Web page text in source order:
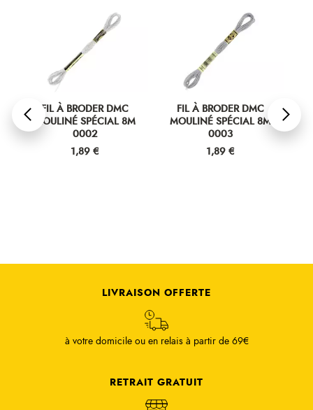
FIL À BRODER DMC
MOULINÉ SPÉCIAL 8M
0002
Prix
1,89 €
FIL À BRODER DMC
MOULINÉ SPÉCIAL 8M
0003
Prix
1,89 €
LIVRAISON OFFERTE
à votre domicile ou en relais à partir de 69€
RETRAIT GRATUIT